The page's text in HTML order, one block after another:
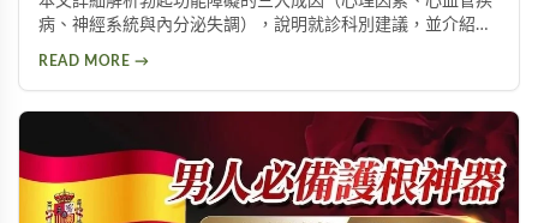
病、神經系統與內分泌失調），說明就診科別建議，並介紹威
質。
READ MORE →